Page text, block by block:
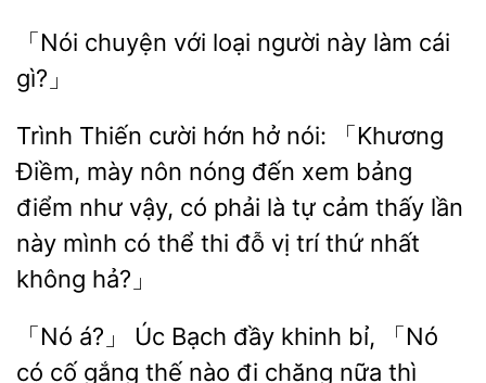
「Nói chuyện với
làm cái
gì?」
Trình Thiến cười hớn hở nói: 「Khương
Điềm, mày nôn nóng đến xem bảng
điểm như vậy, có phải là tự cảm
lần
mình có thể thi
vị trí thứ nhất
không hả?」
「Nó Úc Bạch đầy khinh
「Nó
có cố gắng thế nào đi
nữa thì